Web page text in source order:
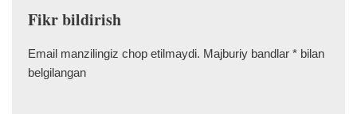
Fikr bildirish
Email manzilingiz chop etilmaydi. Majburiy bandlar * bilan
belgilangan